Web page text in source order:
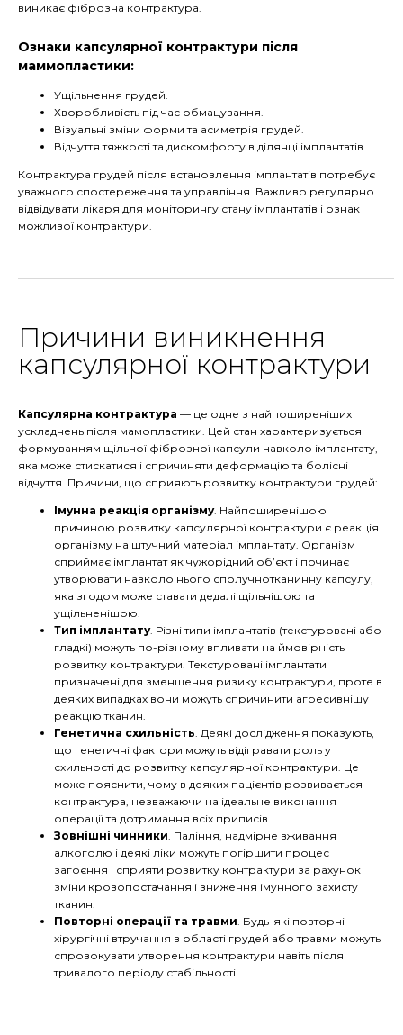
виникає фіброзна контрактура.
Ознаки капсулярної контрактури після
маммопластики:
Ущільнення грудей.
Хворобливість під час обмацування.
Візуальні зміни форми та асиметрія грудей.
Відчуття тяжкості та дискомфорту в ділянці імплантатів.
Контрактура грудей після встановлення імплантатів потребує
уважного спостереження та управління. Важливо регулярно
відвідувати лікаря для моніторингу стану імплантатів і ознак
можливої контрактури.
Причини виникнення
капсулярної контрактури
Капсулярна контрактура — це одне з найпоширеніших
ускладнень після мамопластики. Цей стан характеризується
формуванням щільної фіброзної капсули навколо імплантату,
яка може стискатися і спричиняти деформацію та болісні
відчуття. Причини, що сприяють розвитку контрактури грудей:
Імунна реакція організму. Найпоширенішою
причиною розвитку капсулярної контрактури є реакція
організму на штучний матеріал імплантату. Організм
сприймає імплантат як чужорідний об’єкт і починає
утворювати навколо нього сполучнотканинну капсулу,
яка згодом може ставати дедалі щільнішою та
ущільненішою.
Тип імплантату. Різні типи імплантатів (текстуровані або
гладкі) можуть по-різному впливати на ймовірність
розвитку контрактури. Текстуровані імплантати
призначені для зменшення ризику контрактури, проте в
деяких випадках вони можуть спричинити агресивнішу
реакцію тканин.
Генетична схильність. Деякі дослідження показують,
що генетичні фактори можуть відігравати роль у
схильності до розвитку капсулярної контрактури. Це
може пояснити, чому в деяких пацієнтів розвивається
контрактура, незважаючи на ідеальне виконання
операції та дотримання всіх приписів.
Зовнішні чинники. Паління, надмірне вживання
алкоголю і деякі ліки можуть погіршити процес
загоєння і сприяти розвитку контрактури за рахунок
зміни кровопостачання і зниження імунного захисту
тканин.
Повторні операції та травми. Будь-які повторні
хірургічні втручання в області грудей або травми можуть
спровокувати утворення контрактури навіть після
тривалого періоду стабільності.